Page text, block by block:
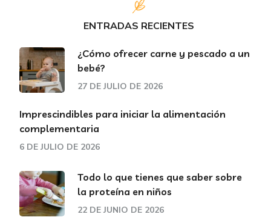
ENTRADAS RECIENTES
¿Cómo ofrecer carne y pescado a un
bebé?
27 DE JULIO DE 2026
Imprescindibles para iniciar la alimentación
complementaria
6 DE JULIO DE 2026
Todo lo que tienes que saber sobre
la proteína en niños
22 DE JUNIO DE 2026